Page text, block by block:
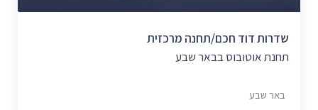
שדרות דוד חכם/תחנה מרכזית
תחנת אוטובוס בבאר שבע
באר שבע